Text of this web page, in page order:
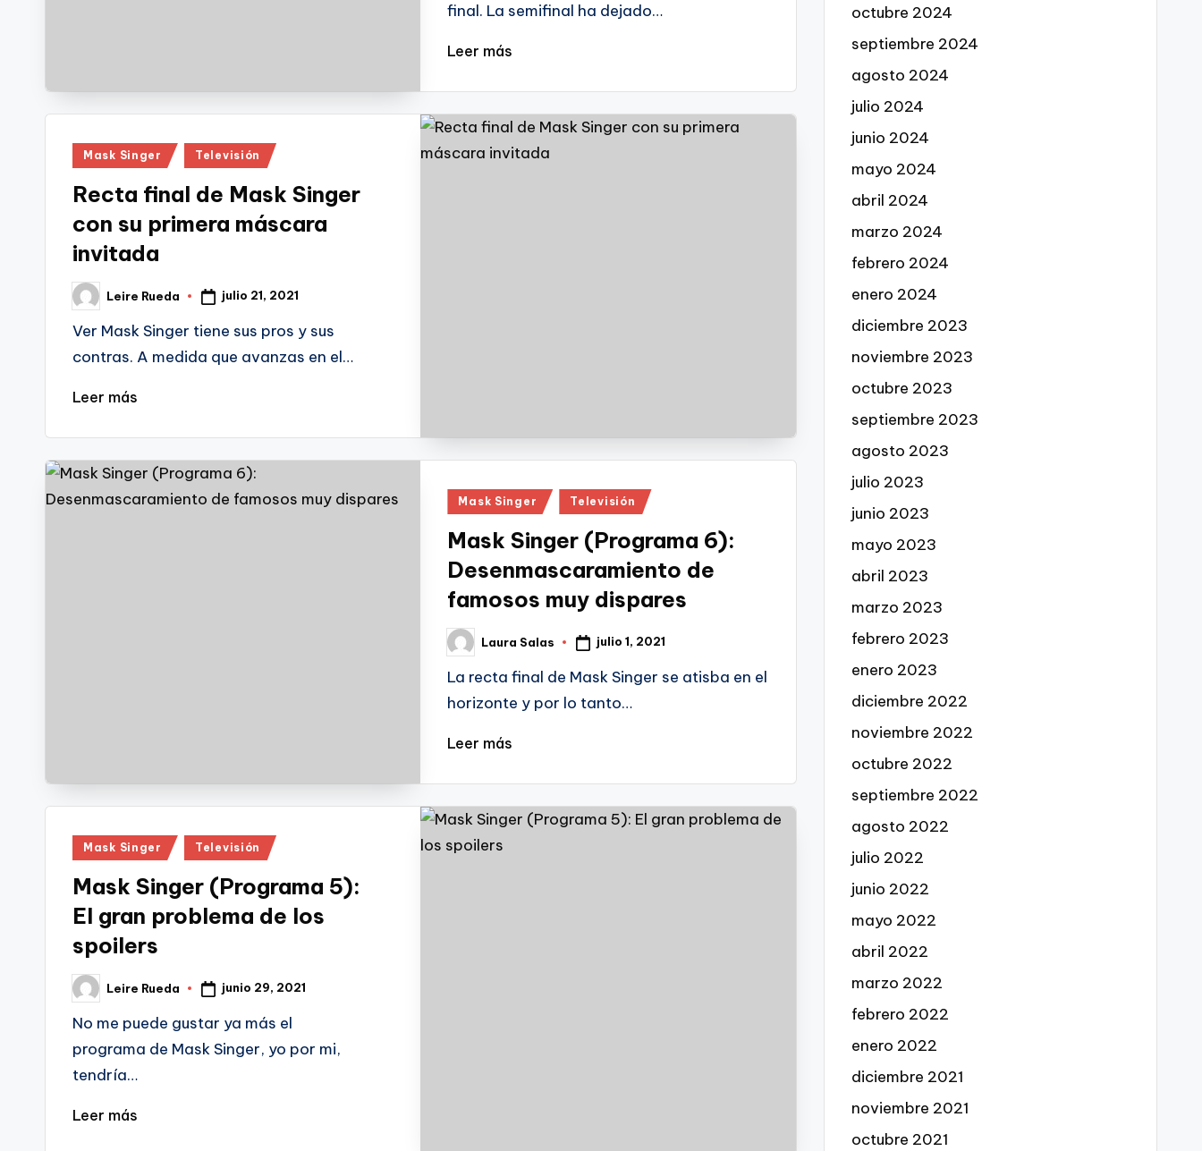
final. La semifinal ha dejado…
Leer más
Publicado
Mask Singer Televisión
Recta final de Mask Singer
con su primera máscara
invitada
Publicado
por
Leire Rueda julio 21, 2021
Ver Mask Singer tiene sus pros y sus
contras. A medida que avanzas en el…
Leer más
Publicado
Mask Singer Televisión
Mask Singer (Programa 6):
Desenmascaramiento de
famosos muy dispares
Publicado
por
Laura Salas julio 1, 2021
La recta final de Mask Singer se atisba en el
horizonte y por lo tanto…
Leer más
Publicado
Mask Singer Televisión
Mask Singer (Programa 5):
El gran problema de los
spoilers
Publicado
por
Leire Rueda junio 29, 2021
No me puede gustar ya más el
programa de Mask Singer, yo por mi,
tendría…
Leer más
octubre 2024
septiembre 2024
agosto 2024
julio 2024
junio 2024
mayo 2024
abril 2024
marzo 2024
febrero 2024
enero 2024
diciembre 2023
noviembre 2023
octubre 2023
septiembre 2023
agosto 2023
julio 2023
junio 2023
mayo 2023
abril 2023
marzo 2023
febrero 2023
enero 2023
diciembre 2022
noviembre 2022
octubre 2022
septiembre 2022
agosto 2022
julio 2022
junio 2022
mayo 2022
abril 2022
marzo 2022
febrero 2022
enero 2022
diciembre 2021
noviembre 2021
octubre 2021